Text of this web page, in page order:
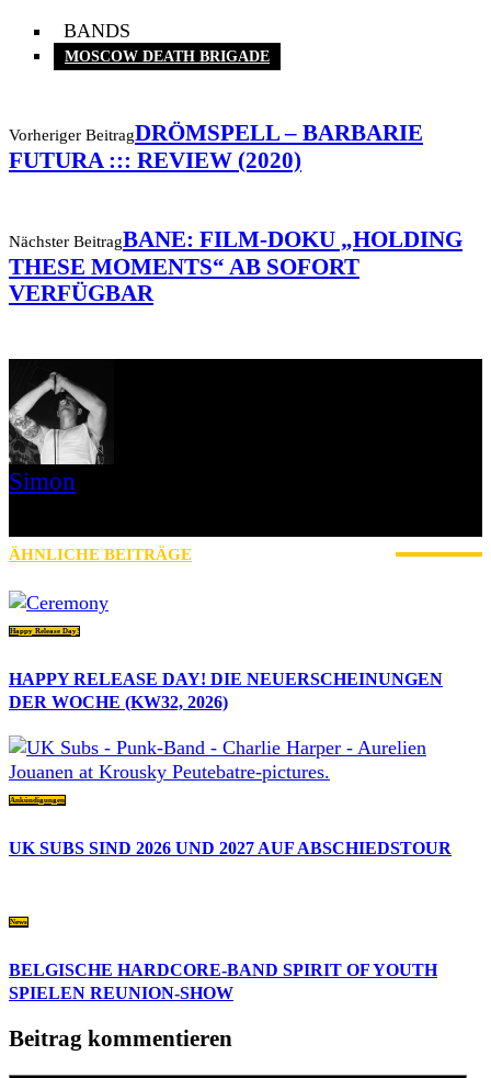
BANDS
MOSCOW DEATH BRIGADE
Vorheriger BeitragDRÖMSPELL – BARBARIE
FUTURA ::: REVIEW (2020)
Nächster BeitragBANE: FILM-DOKU „HOLDING
THESE MOMENTS“ AB SOFORT
VERFÜGBAR
Simon
ÄHNLICHE BEITRÄGE
Happy Release Day!
HAPPY RELEASE DAY! DIE NEUERSCHEINUNGEN
DER WOCHE (KW32, 2026)
Ankündigungen
UK SUBS SIND 2026 UND 2027 AUF ABSCHIEDSTOUR
News
BELGISCHE HARDCORE-BAND SPIRIT OF YOUTH
SPIELEN REUNION-SHOW
Beitrag kommentieren